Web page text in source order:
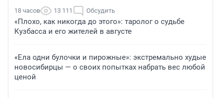
18 часов 13 111 Обсудить
«Плохо, как никогда до этого»: таролог о судьбе
Кузбасса и его жителей в августе
«Ела одни булочки и пирожные»: экстремально худые
новосибирцы — о своих попытках набрать вес любой
ценой